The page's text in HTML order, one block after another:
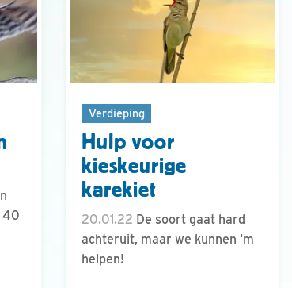
40
Verdieping
Hulp voor
kieskeurige
karekiet
20.01.22 De soort gaat hard
achteruit, maar we kunnen ‘m
helpen!